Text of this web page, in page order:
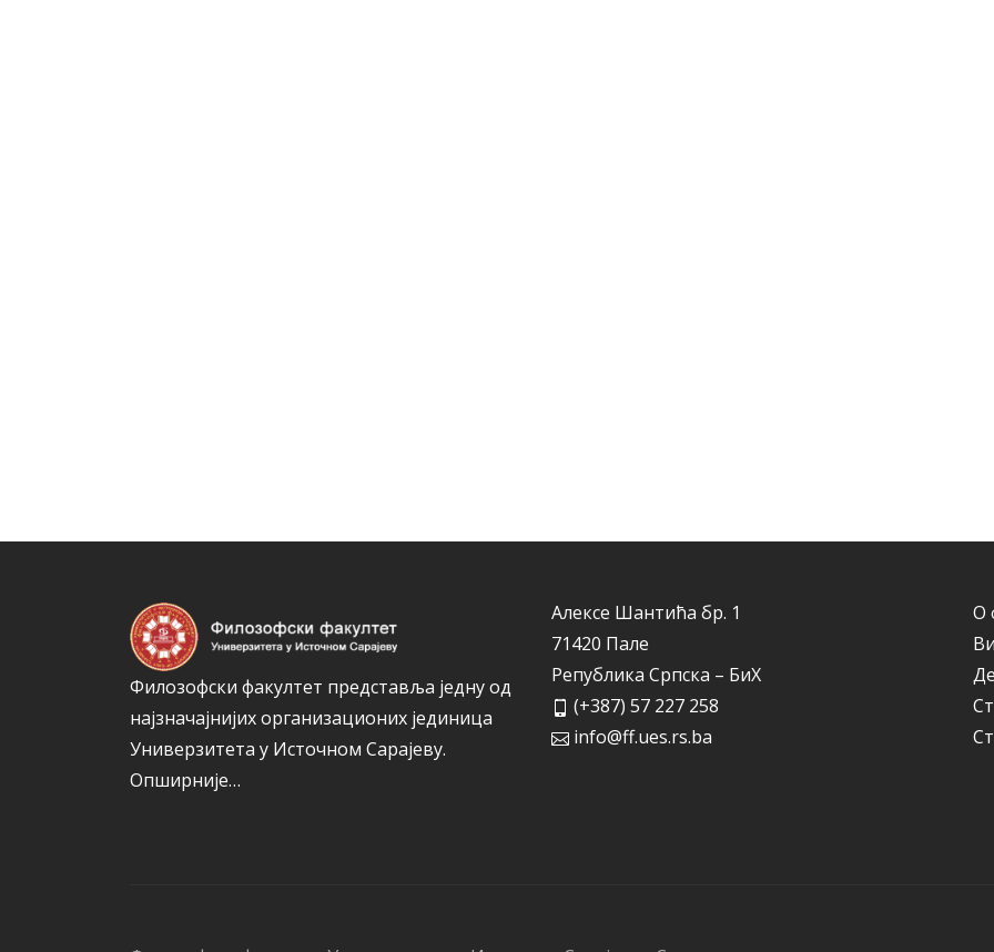
Филозофски факултет представља једну од
најзначајнијих организационих јединица
Универзитета у Источном Сарајеву.
Опширније…
Алексе Шантића бр. 1
71420 Пале
Република Српска – БиХ
(+387) 57 227 258
info@ff.ues.rs.ba
О